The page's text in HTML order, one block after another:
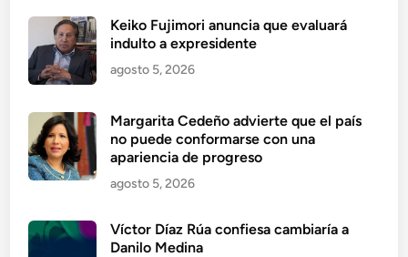
Keiko Fujimori anuncia que evaluará
indulto a expresidente
agosto 5, 2026
Margarita Cedeño advierte que el país
no puede conformarse con una
apariencia de progreso
agosto 5, 2026
Víctor Díaz Rúa confiesa cambiaría a
Danilo Medina